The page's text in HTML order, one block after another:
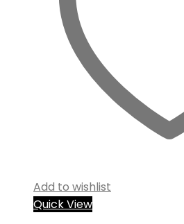
Add to wishlist
Quick View